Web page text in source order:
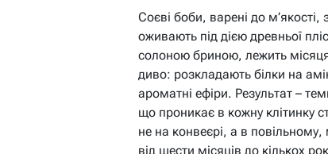
Соєві боби, варені до
оживають під дією древньої
солоною бриною, лежить
диво: розкладають білки на
ароматні ефіри. Результат –
що проникає в кожну клітинку
не на конвеєрі, а в
від шести місяців до кількох